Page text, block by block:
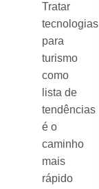
Tratar
tecnologias
para
turismo
como
lista de
tendências
é o
caminho
mais
rápido